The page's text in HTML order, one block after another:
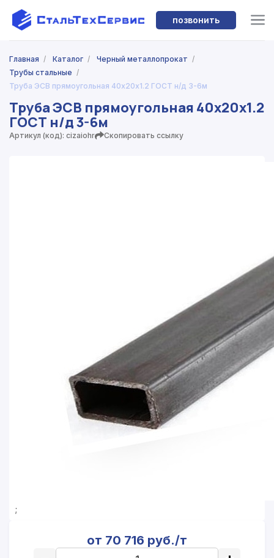
позвонить
Главная / Каталог / Черный металлопрокат /
Трубы стальные /
Труба ЭСВ прямоугольная 40х20х1.2 ГОСТ н/д 3-6м
Труба ЭСВ прямоугольная 40х20х1.2
ГОСТ н/д 3-6м
Артикул (код): cizaiohr Скопировать ссылку
;
от 70 716 руб./т